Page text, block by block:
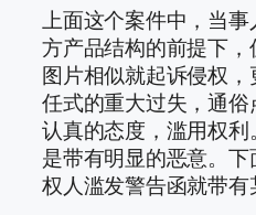
上面这个案件中，当
方产品结构的前提下
图片相似就起诉侵权
任式的重大过失，通
认真的态度，滥用权
是带有明显的恶意。
权人滥发警告函就带有